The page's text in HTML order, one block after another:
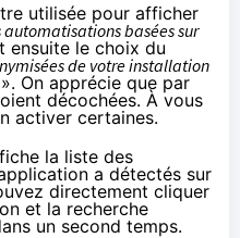
utilisée pour afficher
basées sur
ensuite le choix du
de votre installation
On apprécie que par
décochées. À vous
activer certaines.
la liste des
a détectés sur
directement cliquer
et la recherche
un second temps.